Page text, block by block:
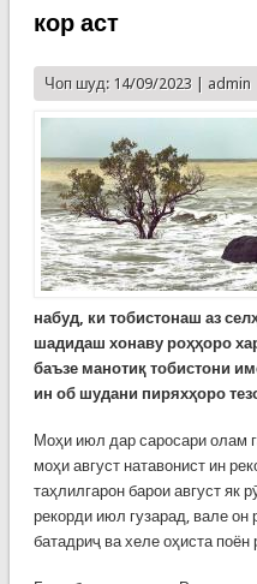
кор аст
Чоп шуд: 14/09/2023 | admin
набуд, ки тобистонаш аз
шадидаш хонаву роҳҳоро
баъзе манотиқ тобистони
ин об шудани пиряхҳоро
Моҳи июл дар саросари олам
моҳи август натавонист ин
таҳлилгарон барои август як
рекорди июл гузарад, вале
батадриҷ ва хеле оҳиста поён